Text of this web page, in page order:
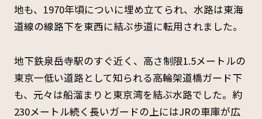
地も、1970年頃についに埋め立てられ、水路は東海
道線の線路下を東西に結ぶ歩道に転用されました。
地下鉄泉岳寺駅のすぐ近く、高さ制限1.5メートルの
東京一低い道路として知られる高輪架道橋ガード下
も、元々は船溜まりと東京湾を結ぶ水路でした。約
230メートル続く長いガードの上にはJRの車庫が広